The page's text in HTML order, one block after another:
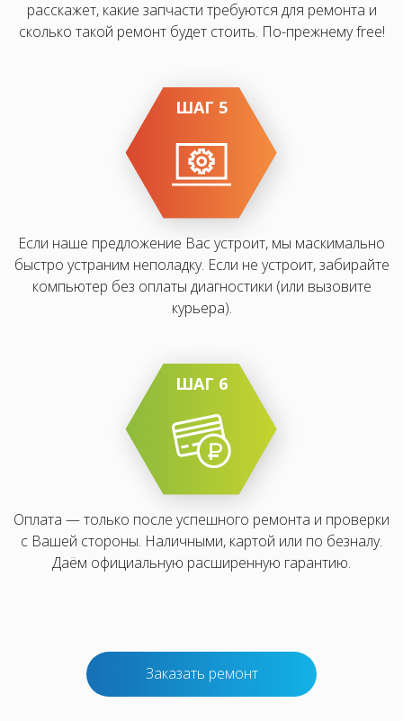
расскажет, какие запчасти требуются для ремонта и
сколько такой ремонт будет стоить. По-прежнему free!
ШАГ 5
Если наше предложение Вас устроит, мы маскимально
быстро устраним неполадку. Если не устроит, забирайте
компьютер без оплаты диагностики (или вызовите
курьера).
ШАГ 6
Оплата — только после успешного ремонта и проверки
с Вашей стороны. Наличными, картой или по безналу.
Даём официальную расширенную гарантию.
Заказать ремонт